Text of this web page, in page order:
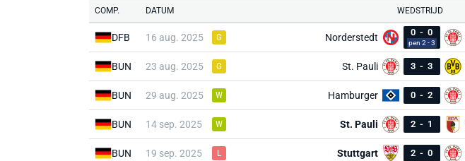
COMP. DATUM WEDSTRIJD
DFB 16 aug. 2025 G Norderstedt 0 - 0
pen 2 - 3
BUN 23 aug. 2025 G St. Pauli 3 - 3
BUN 29 aug. 2025 W Hamburger 0 - 2
BUN 14 sep. 2025 W St. Pauli 2 - 1
BUN 19 sep. 2025 L Stuttgart 2 - 0